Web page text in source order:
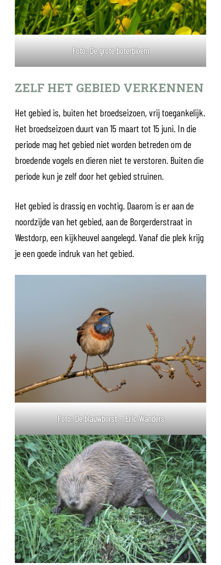
Foto: De grote boterbloem
ZELF HET GEBIED VERKENNEN
Het gebied is, buiten het broedseizoen, vrij toegankelijk.
Het broedseizoen duurt van 15 maart tot 15 juni. In die
periode mag het gebied niet worden betreden om de
broedende vogels en dieren niet te verstoren. Buiten die
periode kun je zelf door het gebied struinen.
Het gebied is drassig en vochtig. Daarom is er aan de
noordzijde van het gebied, aan de Borgerderstraat in
Westdorp, een kijkheuvel aangelegd. Vanaf die plek krijg
je een goede indruk van het gebied.
Foto: De blauwborst – Eric Wanders